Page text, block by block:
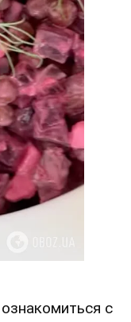
с